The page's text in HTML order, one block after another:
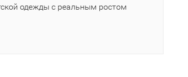
одежды с реальным ростом